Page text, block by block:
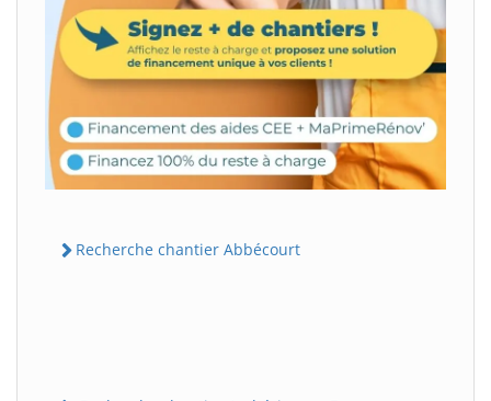
Recherche chantier Abbécourt